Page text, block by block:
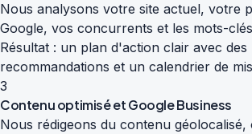
Nous analysons votre site actuel, votre
Google, vos concurrents et les mots-
Résultat : un plan d'action clair avec des
recommandations et un calendrier de
3
Contenu optimisé et Google Business
Nous rédigeons du contenu géolocalisé,